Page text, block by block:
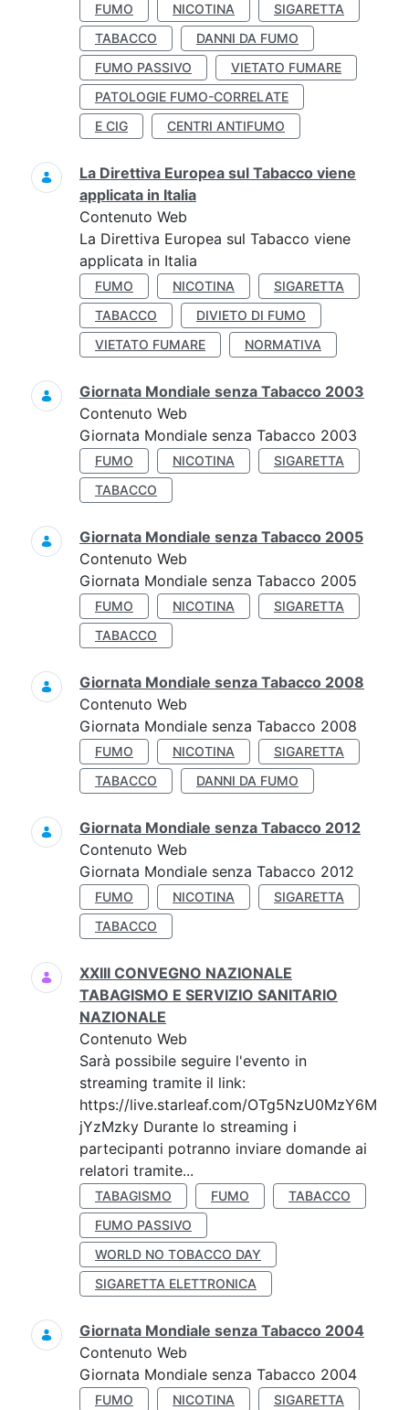
FUMO NICOTINA
SIGARETTA
TABACCO
DANNI DA FUMO
FUMO PASSIVO
VIETATO FUMARE
PATOLOGIE FUMO-CORRELATE
E CIG
CENTRI ANTIFUMO
La Direttiva Europea sul Tabacco viene
applicata in Italia
Contenuto Web
La Direttiva Europea sul Tabacco viene
applicata in Italia
FUMO NICOTINA
SIGARETTA
TABACCO
DIVIETO DI FUMO
VIETATO FUMARE
NORMATIVA
Giornata Mondiale senza Tabacco 2003
Contenuto Web
Giornata Mondiale senza Tabacco 2003
FUMO NICOTINA
SIGARETTA
TABACCO
Giornata Mondiale senza Tabacco 2005
Contenuto Web
Giornata Mondiale senza Tabacco 2005
FUMO NICOTINA
SIGARETTA
TABACCO
Giornata Mondiale senza Tabacco 2008
Contenuto Web
Giornata Mondiale senza Tabacco 2008
FUMO NICOTINA
SIGARETTA
TABACCO
DANNI DA FUMO
Giornata Mondiale senza Tabacco 2012
Contenuto Web
Giornata Mondiale senza Tabacco 2012
FUMO NICOTINA
SIGARETTA
TABACCO
XXIII CONVEGNO NAZIONALE
TABAGISMO E SERVIZIO SANITARIO
NAZIONALE
Contenuto Web
Sarà possibile seguire l'evento in
streaming tramite il link:
https://live.starleaf.com/OTg5NzU0MzY6M
jYzMzky Durante lo streaming i
partecipanti potranno inviare domande ai
relatori tramite...
TABAGISMO FUMO
TABACCO
FUMO PASSIVO
WORLD NO TOBACCO DAY
SIGARETTA ELETTRONICA
Giornata Mondiale senza Tabacco 2004
Contenuto Web
Giornata Mondiale senza Tabacco 2004
FUMO NICOTINA SIGARETTA